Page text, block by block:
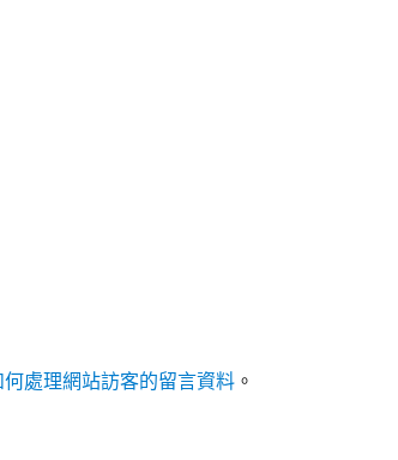
處理網站訪客的留言資料 。